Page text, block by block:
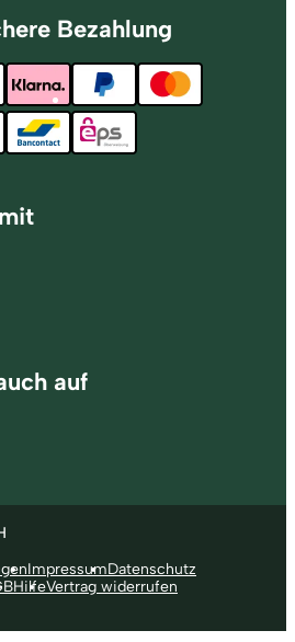
Bezahlung
auf
ImpressumDatenschutz
HilfeVertrag widerrufen